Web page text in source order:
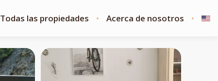
Todas las propiedades Acerca de nosotros